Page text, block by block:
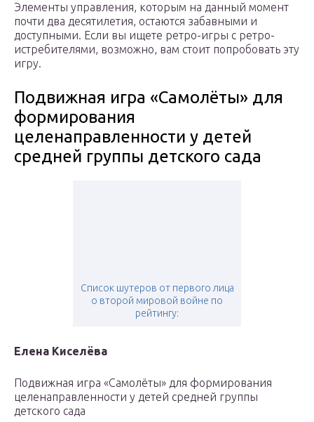
Элементы управления, которым на данный момент
почти два десятилетия, остаются забавными и
доступными. Если вы ищете ретро-игры с ретро-
истребителями, возможно, вам стоит попробовать эту
игру.
Подвижная игра «Самолёты» для
формирования
целенаправленности у детей
средней группы детского сада
Список шутеров от первого лица
о второй мировой войне по
рейтингу:
Елена Киселёва
Подвижная игра «Самолёты» для формирования
целенаправленности у детей средней группы
детского сада